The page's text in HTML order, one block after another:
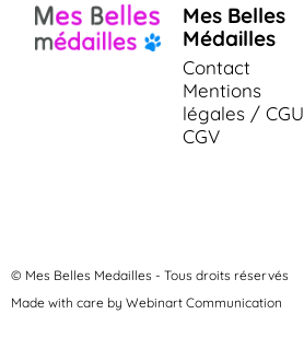
Mes Belles
Médailles
Contact
Mentions
légales / CGU
CGV
© Mes Belles Medailles - Tous droits réservés
Made with care by Webinart Communication